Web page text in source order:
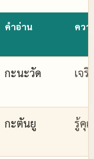
คำอ่าน คว
กะนะวัด เจ
กะตันยู รู้คุ